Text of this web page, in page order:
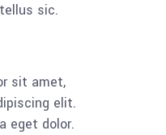
sic.
sit amet,
elit.
eget dolor.